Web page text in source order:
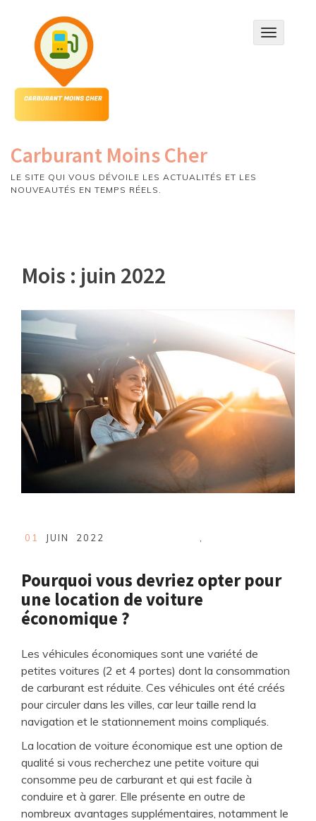
content
T
o
Carburant Moins Cher
LE SITE QUI VOUS DÉVOILE LES ACTUALITÉS ET LES
NOUVEAUTÉS EN TEMPS RÉELS.
Mois : juin 2022
01 JUIN 2022
Pourquoi vous devriez opter pour
une location de voiture
économique ?
Les véhicules économiques sont une variété de
petites voitures (2 et 4 portes) dont la consommation
de carburant est réduite. Ces véhicules ont été créés
pour circuler dans les villes, car leur taille rend la
navigation et le stationnement moins compliqués.
La location de voiture économique est une option de
qualité si vous recherchez une petite voiture qui
consomme peu de carburant et qui est facile à
conduire et à garer. Elle présente en outre de
nombreux avantages supplémentaires, notamment le